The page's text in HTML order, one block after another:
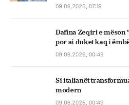
09.08.2026, 07:19
Dafina Zeqiri e mëson
por ai duket kaq i
09.08.2026, 00:49
Si italianët
modern
09.08.2026, 00:49